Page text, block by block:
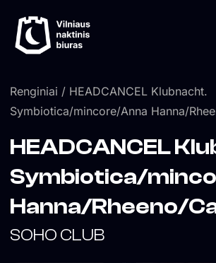
prie
turinio
Renginiai / HEADCANCEL Klubnacht.
Symbiotica/mincore/Anna Hanna/
HEADCANCEL
Symbiotica/
Hanna/Rheeno/
SOHO CLUB